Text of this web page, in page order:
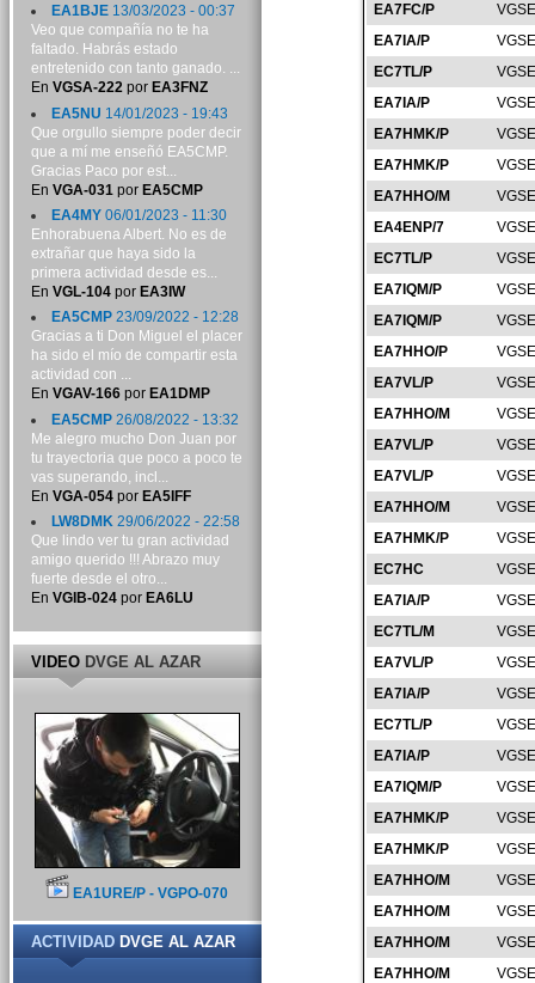
EA7FC/P
EA7IA/P
EC7TL/P
EA7IA/P
EA7HMK/P
EA7HMK/P
EA7HHO/M
EA4ENP/7
EC7TL/P
EA7IQM/P
EA7IQM/P
EA7HHO/P
EA7VL/P
EA7HHO/M
EA7VL/P
EA7VL/P
EA7HHO/M
EA7HMK/P
EC7HC
EA7IA/P
EC7TL/M
EA7VL/P
EA7IA/P
EC7TL/P
EA7IA/P
EA7IQM/P
EA7HMK/P
EA7HMK/P
EA7HHO/M
EA7HHO/M
EA7HHO/M
EA7HHO/M
EA1BJE13/03/2023 - 00:37
Veo que compañía no te ha
faltado. Habrás estado
entretenido con tanto ganado. ...
En VGSA-222por EA3FNZ
EA5NU 14/01/2023 - 19:43
Que orgullo siempre poder decir
que a mí me enseñó EA5CMP.
Gracias Paco por est...
En VGA-031 por EA5CMP
EA4MY06/01/2023 - 11:30
Enhorabuena Albert. No es de
extrañar que haya sido la
primera actividad desde es...
En VGL-104por EA3IW
EA5CMP23/09/2022 - 12:28
Gracias a ti Don Miguel el placer
ha sido el mío de compartir esta
actividad con ...
En VGAV-166por EA1DMP
EA5CMP26/08/2022 - 13:32
Me alegro mucho Don Juan por
tu trayectoria que poco a poco te
vas superando, incl...
En VGA-054por EA5IFF
LW8DMK29/06/2022 - 22:58
Que lindo ver tu gran actividad
amigo querido !!! Abrazo muy
fuerte desde el otro...
En VGIB-024por EA6LU
VIDEODVGE AL AZAR
EA1URE/P - VGPO-070
ACTIVIDADDVGE AL AZAR